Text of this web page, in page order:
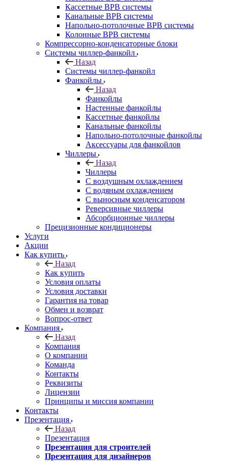
Кассетные ВРВ системы
Канальные ВРВ системы
Напольно-потолочные ВРВ системы
Колонные ВРВ системы
Компрессорно-конденсаторные блоки
Системы чиллер-фанкойл
Назад
Системы чиллер-фанкойл
Фанкойлы
Назад
Фанкойлы
Настенные фанкойлы
Кассетные фанкойлы
Канальные фанкойлы
Напольно-потолочные фанкойлы
Аксессуары для фанкойлов
Чиллеры
Назад
Чиллеры
С воздушным охлаждением
С водяным охлаждением
С выносным конденсатором
Реверсивные чиллеры
Абсорбционные чиллеры
Прецизионные кондиционеры
Услуги
Акции
Как купить
Назад
Как купить
Условия оплаты
Условия доставки
Гарантия на товар
Обмен и возврат
Вопрос-ответ
Компания
Назад
Компания
О компании
Команда
Контакты
Реквизиты
Лицензии
Принципы и миссия компании
Контакты
Презентация
Назад
Презентация
Презентация для строителей
Презентация для дизайнеров